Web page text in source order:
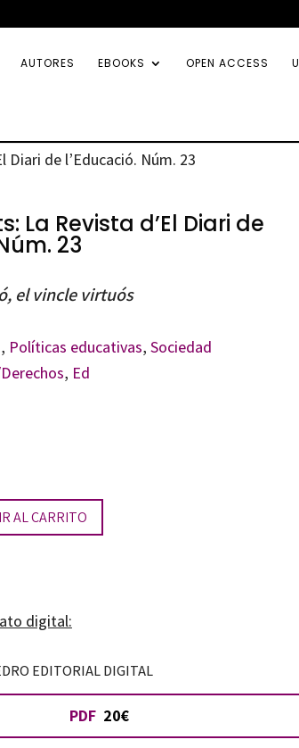
AUTORES EBOOKS OPEN ACCESS
Diari de l’Educació. Núm. 23
La Revista d’El Diari de
23
el vincle virtuós
, Políticas educativas, Sociedad
, Ed
AL CARRITO
digital:
EDITORIAL DIGITAL
PDF 20€